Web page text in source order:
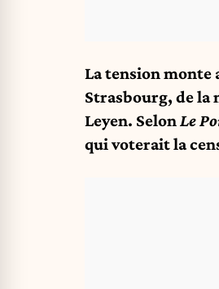
La tension monte
Strasbourg, de la
Leyen. SelonLe
qui voterait la